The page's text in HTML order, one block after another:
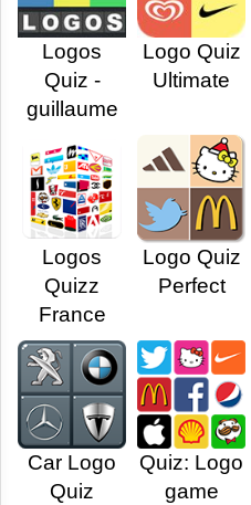
Logos
Quiz -
guillaume
Logo Quiz
Ultimate
Logos
Quizz
France
Logo Quiz
Perfect
Car Logo
Quiz
Quiz: Logo
game